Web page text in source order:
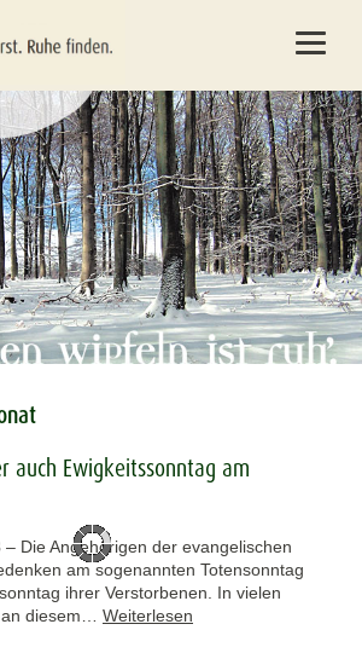
auch Ewigkeitssonntag am
– Die Angehörigen der evangelischen
am sogenannten Totensonntag
ihrer Verstorbenen. In vielen
diesem… Weiterlesen